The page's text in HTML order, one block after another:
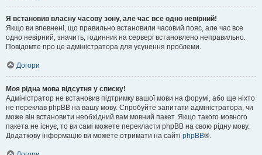
Я встановив власну часову зону, але час все одно невірний!
Якщо ви впевнені, що правильно встановили часовий пояс, але час все
одно невірний, значить, годинник на сервері встановлено неправильно.
Повідомте про це адміністратора для усунення проблеми.
Догори
Моя рідна мова відсутня у списку!
Адміністратор не встановив підтримку вашої мови на форумі, або ще ніхто
не переклав phpBB на вашу мову. Спробуйте запитати адміністратора, чи
може він встановити необхідний вам мовний пакет. Якщо такого мовного
пакета не існує, то ви самі можете перекласти phpBB на свою рідну мову.
Додаткову інформацію ви можете отримати на сайті phpBB®.